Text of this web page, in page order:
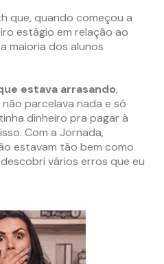
que, quando começou a
estágio em relação ao
maioria dos alunos
estava arrasando,
parcelava nada e só
dinheiro pra pagar à
Com a Jornada,
estavam tão bem como
vários erros que eu